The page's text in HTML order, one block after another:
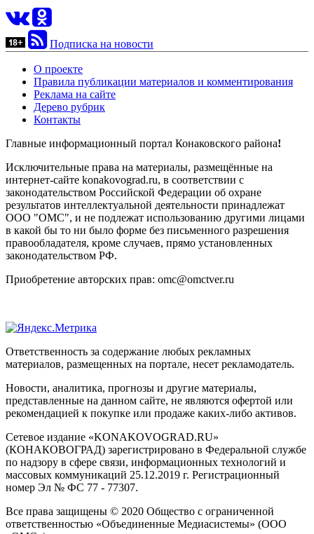
Подписка на новости
О проекте
Правила публикации материалов и комментирования
Реклама на сайте
Дерево рубрик
Контакты
Главные информационный портал Конаковского района!
Исключительные права на материалы, размещённые на
интернет-сайте konakovograd.ru, в соответствии с
законодательством Российской Федерации об охране
результатов интеллектуальной деятельности принадлежат
ООО "ОМС", и не подлежат использованию другими лицами
в какой бы то ни было форме без письменного разрешения
правообладателя, кроме случаев, прямо установленных
законодательством РФ.
Приобретение авторских прав: omc@omctver.ru
Ответственность за содержание любых рекламных
материалов, размещенных на портале, несет рекламодатель.
Новости, аналитика, прогнозы и другие материалы,
представленные на данном сайте, не являются офертой или
рекомендацией к покупке или продаже каких-либо активов.
Сетевое издание «KONAKOVOGRAD.RU»
(КОНАКОВОГРАД) зарегистрировано в Федеральной службе
по надзору в сфере связи, информационных технологий и
массовых коммуникаций 25.12.2019 г. Регистрационный
номер Эл № ФС 77 - 77307.
Все права защищены © 2020 Общество с ограниченной
ответственностью «Объединенные Медиасистемы» (ООО